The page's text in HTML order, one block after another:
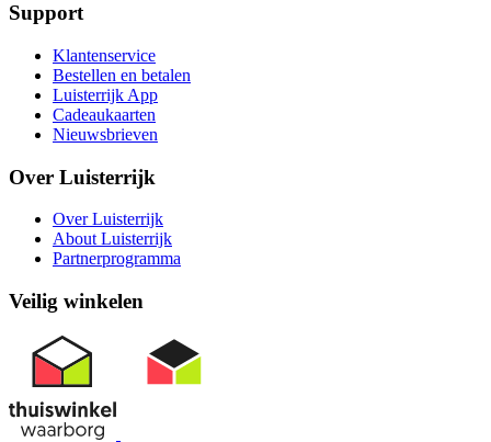
Support
Klantenservice
Bestellen en betalen
Luisterrijk App
Cadeaukaarten
Nieuwsbrieven
Over Luisterrijk
Over Luisterrijk
About Luisterrijk
Partnerprogramma
Veilig winkelen